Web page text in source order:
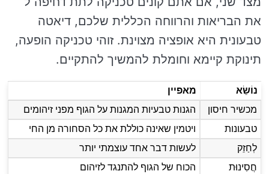
את הבריאות והרווחה הכללית שלכם, דיאטה
טבעונית היא אופציה מצוינת. זוהי טכניקה הופעה,
תינוקת קיימא וחומלת להמשיך להתקיים.
נוֹשֵׂא
מאפיין
מכשיר חיסון
הגנות טבעיות המגנות על הגוף מפני זיהומים
טבעונות
ויטמין שאינה כוללת את כל הסחורה מן החי
לְחַזֵק
לעשות דבר אחד עוצמתי יותר
חֲסִינוּת
הכוח של הגוף להתנגד לזיהום